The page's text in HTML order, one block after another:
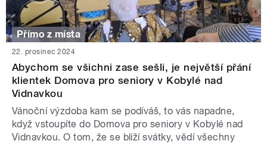
Přímo z místa
22. prosinec 2024
Abychom se všichni zase sešli, je největší přání
klientek Domova pro seniory v Kobylé nad
Vidnavkou
Vánoční výzdoba kam se podíváš, to vás napadne,
když vstoupíte do Domova pro seniory v Kobylé nad
Vidnavkou. O tom, že se blíží svátky, vědí všechny